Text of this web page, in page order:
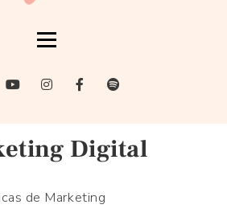
Digital
de Marketing